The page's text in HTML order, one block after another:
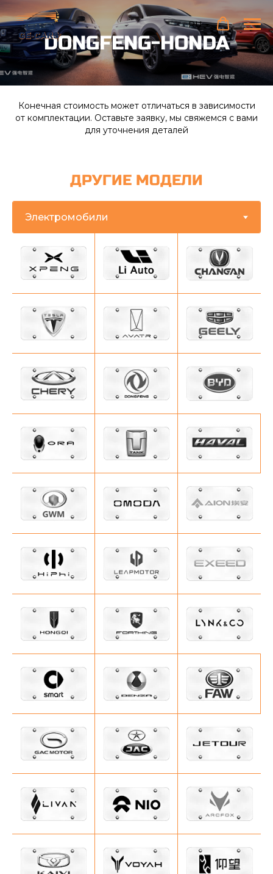
RU
DONGFENG-HONDA
Конечная стоимость может отличаться в зависимости
от комплектации. Оставьте заявку, мы свяжемся с вами
для уточнения деталей
ДРУГИЕ МОДЕЛИ